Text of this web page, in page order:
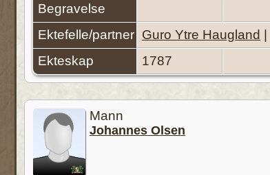
Begravelse
Ektefelle/partner Guro Ytre Haugland |
Ekteskap
1787
Mann
Johannes Olsen